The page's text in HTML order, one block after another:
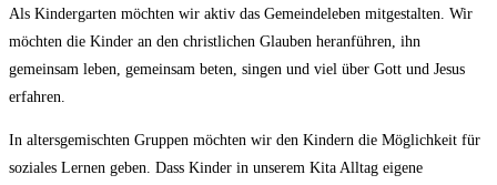
Als Kindergarten möchten wir aktiv das Gemeindeleben mitgestalten. Wir
möchten die Kinder an den christlichen Glauben heranführen, ihn
gemeinsam leben, gemeinsam beten, singen und viel über Gott und Jesus
erfahren.
In altersgemischten Gruppen möchten wir den Kindern die Möglichkeit für
soziales Lernen geben. Dass Kinder in unserem Kita Alltag eigene